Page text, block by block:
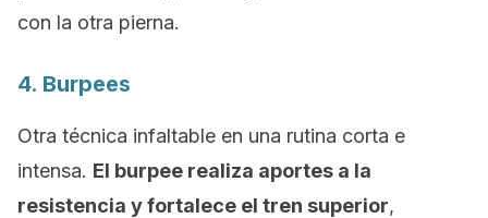
con la otra pierna.
4. Burpees
Otra técnica infaltable en una rutina corta e
intensa. El burpee realiza aportes a la
resistencia y fortalece el tren superior,